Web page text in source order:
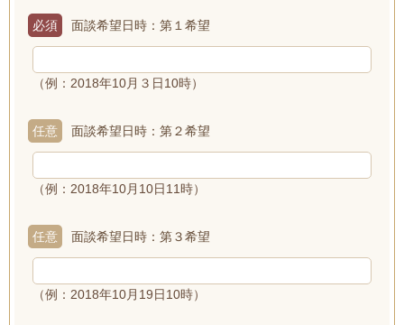
面談希望日時：第１希望
必須
（例：2018年10月３日10時）
面談希望日時：第２希望
任意
（例：2018年10月10日11時）
面談希望日時：第３希望
任意
（例：2018年10月19日10時）